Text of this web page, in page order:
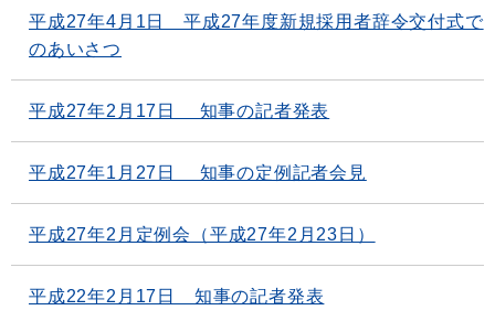
平成27年4月1日 平成27年度新規採用者辞令交付式で
のあいさつ
平成27年2月17日 知事の記者発表
平成27年1月27日 知事の定例記者会見
平成27年2月定例会（平成27年2月23日）
平成22年2月17日 知事の記者発表